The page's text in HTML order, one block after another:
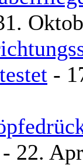
-
- 22.